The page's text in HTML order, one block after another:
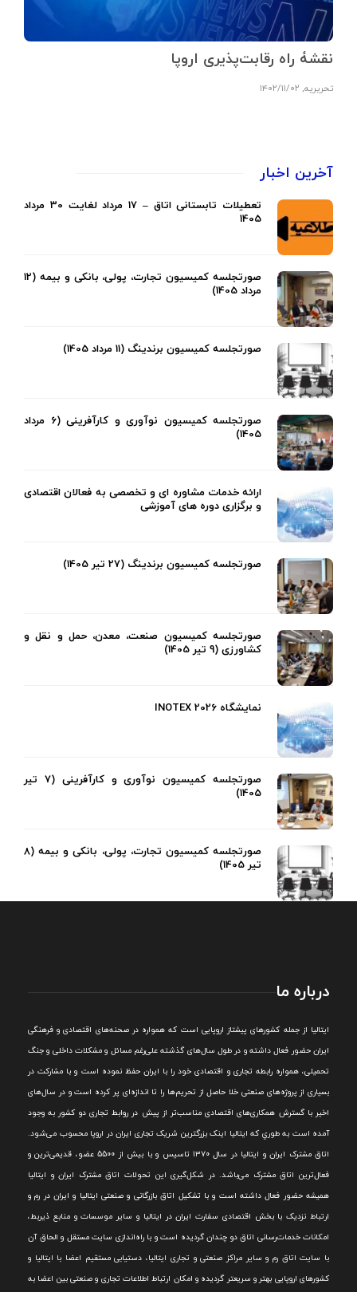
نقشۀ راه رقابت‌پذیری اروپا
تحریریه, ۱۴۰۲/۱۱/۰۲
آخرین اخبار
تعطیلات تابستانی اتاق – 17 مرداد لغایت 30 مرداد
1405
صورتجلسه کمیسیون تجارت، پولی، بانکی و بیمه (12
مرداد 1405)
صورتجلسه کمیسیون برندینگ (11 مرداد 1405)
صورتجلسه کمیسیون نوآوری و کارآفرینی (6 مرداد
1405)
ارائه خدمات مشاوره ای و تخصصی به فعالان اقتصادی
و برگزاری دوره های آموزشی
صورتجلسه کمیسیون برندینگ (27 تیر 1405)
صورتجلسه کمیسیون صنعت، معدن، حمل و نقل و
کشاورزی (9 تیر 1405)
نمایشگاه INOTEX 2026
صورتجلسه کمیسیون نوآوری و کارآفرینی (7 تیر
1405)
صورتجلسه کمیسیون تجارت، پولی، بانکی و بیمه (8
تیر 1405)
درباره ما
ايتاليا از جمله کشورهای پيشتاز اروپایی است که همواره در صحنه‌های اقتصادی و فرهنگی
ايران حضور فعال داشته و در طول سال‌های گذشته علی‌رغم مسائل و مشکلات داخلی و جنگ
تحميلی، همواره رابطه تجاری و اقتصادی خود را با ايران حفظ نموده است و با مشارکت در
بسياری از پروژه‌های صنعتی خلا حاصل از تحريم‌ها را تا اندازه‌ای پر کرده است و در سال‌های
اخير با گسترش همکاری‌های اقتصادی مناسب‌تر از پيش در روابط تجاری دو کشور به وجود
آمده است به طوري که ايتاليا اينک بزرگترين شريک تجاری ايران در اروپا محسوب می‌شود.
اتاق مشترک ایران و ایتالیا در سال ۱۳۷۰ تاسیس و با بیش از 5500 عضو، قدیمی‌ترین و
فعال‌ترین اتاق مشترک می‌باشد.در شکل‌گيری اين تحولات اتاق مشترک ايران و ايتاليا
هميشه حضور فعال داشته است و با تشکيل اتاق بازرگانی و صنعتی ايتاليا و ايران در رم و
ارتباط نزديک با بخش اقتصادی سفارت ايران در ايتاليا و ساير موسسات و منابع ذيربط،
امکانات خدمات‌رسانی اتاق دو چندان گرديده است و با راه‌اندازی سايت مستقل و الحاق آن
با سايت اتاق رم و ساير مراکز صنعتی و تجاری ايتاليا، دستيابی مستقيم اعضا با ايتاليا و
کشورهای اروپایی بهتر و سريعتر گرديده و امکان ارتباط اطلاعات تجاری و صنعتی بين اعضا به